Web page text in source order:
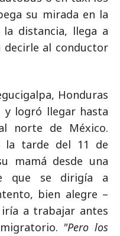
su mirada en la
distancia, llega a
decirle al conductor
Honduras
y logró llegar hasta
norte de México.
la tarde del 11 de
mamá desde una
que se dirigía a
bien alegre –
a trabajar antes
"Pero los